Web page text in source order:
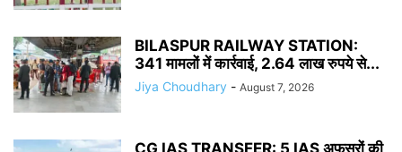
BILASPUR RAILWAY STATION:
341 मामलों में कार्रवाई, 2.64 लाख रुपये से...
Jiya Choudhary - August 7, 2026
CG IAS TRANSFER: 5 IAS अफसरों की